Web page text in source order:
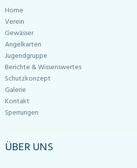
Home
Verein
Gewässer
Angelkarten
Jugendgruppe
Berichte & Wissenswertes
Schutzkonzept
Galerie
Kontakt
Sperrungen
ÜBER UNS